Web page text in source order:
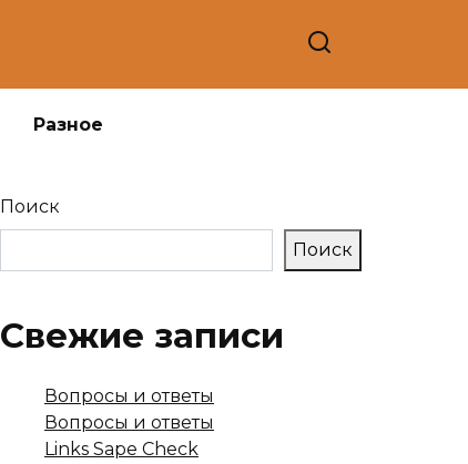
Разное
Поиск
Поиск
Свежие записи
Вопросы и ответы
Вопросы и ответы
Links Sape Check